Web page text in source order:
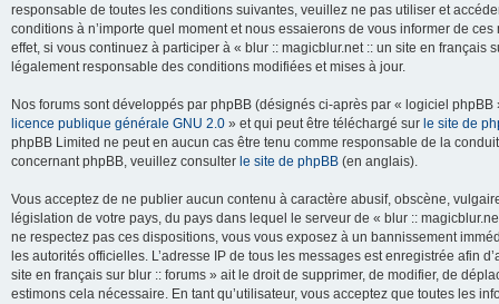
responsable de toutes les conditions suivantes, veuillez ne pas utiliser et
conditions à n’importe quel moment et nous essaierons de vous informer de
effet, si vous continuez à participer à « blur :: magicblur.net :: un site en
légalement responsable des conditions modifiées et mises à jour.
Nos forums sont développés par phpBB (désignés ci-après par « logiciel
licence publique générale GNU 2.0 » et qui peut être téléchargé sur le site de
phpBB Limited ne peut en aucun cas être tenu comme responsable de la
concernant phpBB, veuillez consulter le site de phpBB (en anglais).
Vous acceptez de ne publier aucun contenu à caractère abusif, obscène,
législation de votre pays, du pays dans lequel le serveur de « blur ::
ne respectez pas ces dispositions, vous vous exposez à un bannissement
les autorités officielles. L’adresse IP de tous les messages est enregistrée afin
site en français sur blur :: forums » ait le droit de supprimer, de modifier, de
estimons cela nécessaire. En tant qu’utilisateur, vous acceptez que toutes les